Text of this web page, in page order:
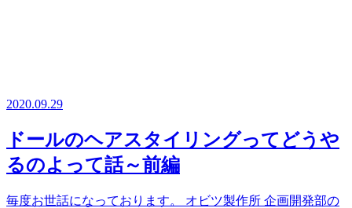
2020.09.29
ドールのヘアスタイリングってどうや
るのよって話～前編
毎度お世話になっております。 オビツ製作所 企画開発部の